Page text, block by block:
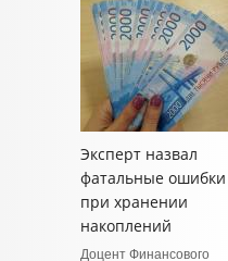
Эксперт назвал
фатальные ошибки
при хранении
накоплений
Доцент Финансового